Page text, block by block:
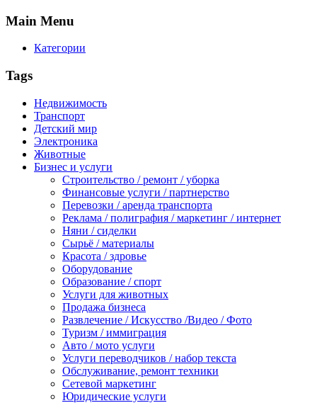
Main Menu
Категории
Tags
Недвижимость
Транспорт
Детский мир
Электроника
Животные
Бизнес и услуги
Строительство / ремонт / уборка
Финансовые услуги / партнерство
Перевозки / аренда транспорта
Реклама / полиграфия / маркетинг / интернет
Няни / сиделки
Сырьё / материалы
Красота / здровье
Оборудование
Образование / спорт
Услуги для животных
Продажа бизнеса
Развлечение / Искусство /Видео / Фото
Туризм / иммиграция
Авто / мото услуги
Услуги переводчиков / набор текста
Обслуживание, ремонт техники
Сетевой маркетинг
Юридические услуги